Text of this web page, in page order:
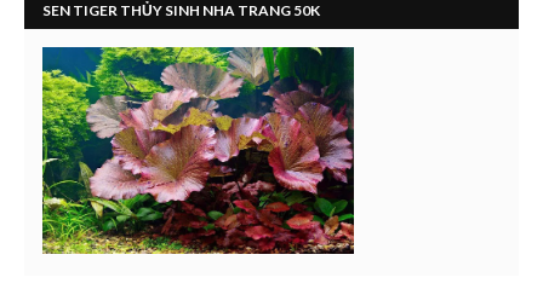
SEN TIGER THỦY SINH NHA TRANG 50K